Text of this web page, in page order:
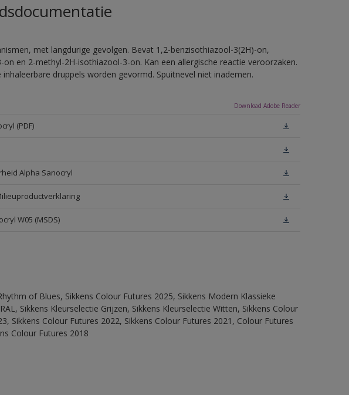
met langdurige gevolgen. Bevat 1,2-benzisothiazool-3(2H)-on,
en 2-methyl-2H-isothiazool-3-on. Kan een allergische reactie veroorzaken.
druppels worden gevormd. Spuitnevel niet inademen.
Download Adobe Reader
(PDF)
Alpha Sanocryl
W05 (MSDS)
of Blues, Sikkens Colour Futures 2025, Sikkens Modern Klassieke
Sikkens Kleurselectie Grijzen, Sikkens Kleurselectie Witten, Sikkens Colour
Sikkens Colour Futures 2022, Sikkens Colour Futures 2021, Colour Futures
Colour Futures 2018